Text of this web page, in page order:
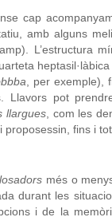
cap
amb alguns
L’estructura
, per
Llavors pot
llargues, com les
fins i
més o
durant les
i de la